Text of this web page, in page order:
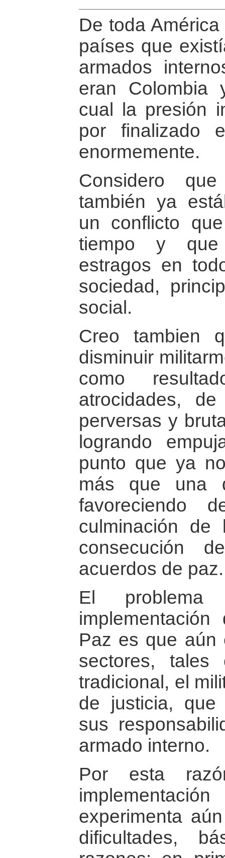
De toda
países que
armados
eran Colombia
cual la presión
por finalizado
enormemente.
Considero
también ya
un conflicto
tiempo y que
estragos en
sociedad,
social.
Creo tambien
disminuir
como
atrocidades,
perversas y
logrando
punto que ya
más que una
favoreciendo
culminación
consecución
acuerdos de paz.
El
Paz es que aún
sectores, tales
tradicional, el
de justicia, que
sus
armado interno.
Por esta
experimenta
dificultades,